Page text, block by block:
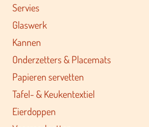
Servies
Glaswerk
Kannen
Onderzetters & Placemats
Papieren servetten
Tafel- & Keukentextiel
Eierdoppen